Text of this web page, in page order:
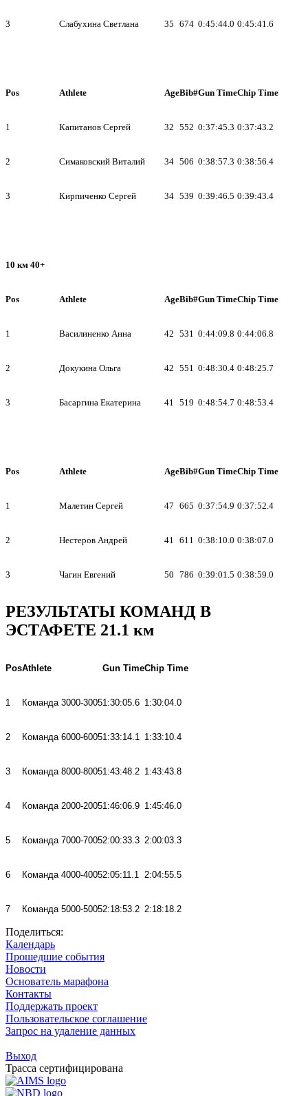
3 Слабухина Светлана 35 674 0:45:44.0 0:45:41.6
Pos Athlete AgeBib#Gun TimeChip Time
1 Капитанов Сергей 32 552 0:37:45.3 0:37:43.2
2 Симаковский Виталий 34 506 0:38:57.3 0:38:56.4
3 Кирпиченко Сергей 34 539 0:39:46.5 0:39:43.4
10 км 40+
Pos Athlete AgeBib#Gun TimeChip Time
1 Василиненко Анна 42 531 0:44:09.8 0:44:06.8
2 Докукина Ольга 42 551 0:48:30.4 0:48:25.7
3 Басаргина Екатерина 41 519 0:48:54.7 0:48:53.4
Pos Athlete AgeBib#Gun TimeChip Time
1 Малетин Сергей 47 665 0:37:54.9 0:37:52.4
2 Нестеров Андрей 41 611 0:38:10.0 0:38:07.0
3 Чагин Евгений 50 786 0:39:01.5 0:38:59.0
РЕЗУЛЬТАТЫ КОМАНД В
ЭСТАФЕТЕ 21.1 км
PosAthlete Gun TimeChip Time
1 Команда 3000-30051:30:05.6 1:30:04.0
2 Команда 6000-60051:33:14.1 1:33:10.4
3 Команда 8000-80051:43:48.2 1:43:43.8
4 Команда 2000-20051:46:06.9 1:45:46.0
5 Команда 7000-70052:00:33.3 2:00:03.3
6 Команда 4000-40052:05:11.1 2:04:55.5
7 Команда 5000-50052:18:53.2 2:18:18.2
Поделиться:
Календарь
Прошедшие события
Новости
Основатель марафона
Контакты
Поддержать проект
Пользовательское соглашение
Запрос на удаление данных
Выход
Трасса сертифицирована